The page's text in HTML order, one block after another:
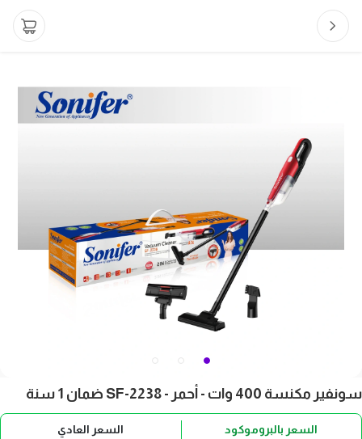
سونفير مكنسة 400 وات - أحمر - SF-2238 ضمان 1 سنة
السعر بالبروموكود السعر العادي